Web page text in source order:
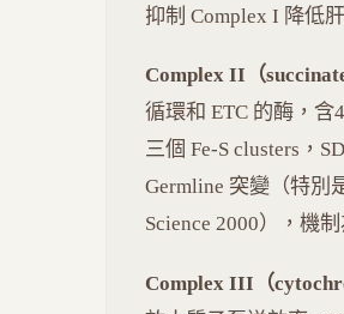
抑制 Complex I 降低
Complex II（
循環和 ETC 的酶，含
三個 Fe-S clusters，
Germline 突變（特別
Science 2000），機
Complex III（